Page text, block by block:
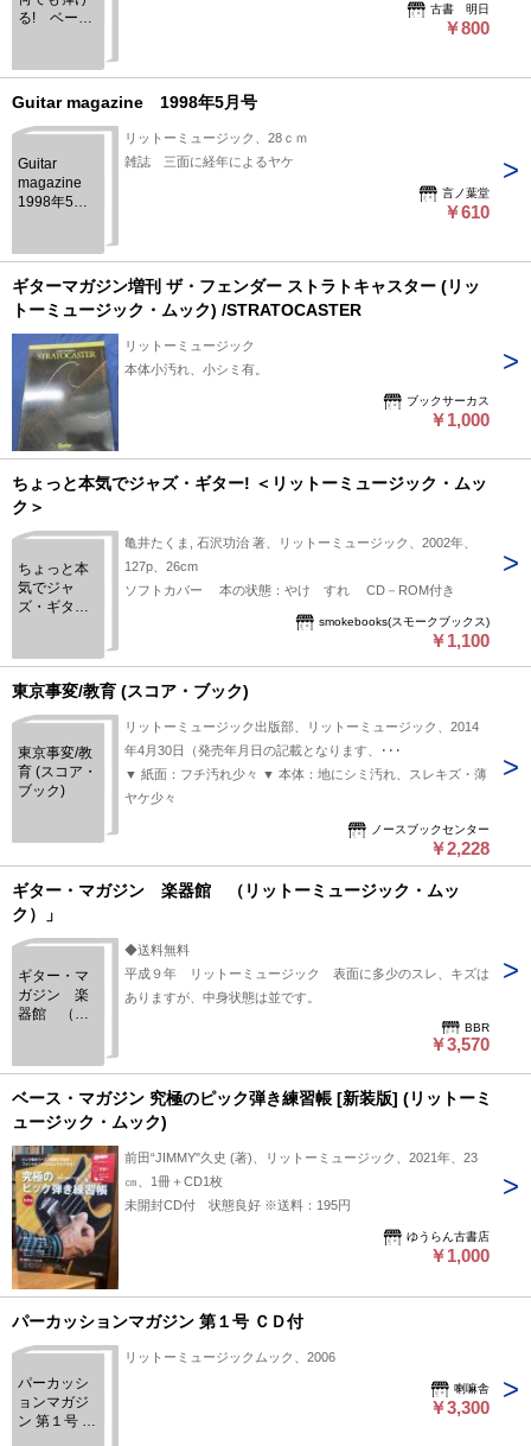
る! ベーシ
用術(CD
付） ＜リッ
トーミュー
ジック・ム
ス・マガジ
ン＞
古書 明日
￥800
Guitar magazine 1998年5月号
Guitar
magazine
1998年5月
リットーミュージック、28ｃｍ
雑誌 三面に経年によるヤケ
言ノ葉堂
￥610
ギターマガジン増刊 ザ・フェンダー ストラトキャスター (リッ
トーミュージック・ムック) /STRATOCASTER
リットーミュージック
本体小汚れ、小シミ有。
ブックサーカス
￥1,000
ちょっと本気でジャズ・ギター! ＜リットーミュージック・ムッ
ク＞
ちょっと本
気でジャ
ズ・ギター!
ク・ムック
＞
亀井たくま, 石沢功治 著、リットーミュージック、2002年、
127p、26cm
ソフトカバー 本の状態：やけ すれ CD－ROM付き
smokebooks(スモークブックス)
￥1,100
東京事変/教育 (スコア・ブック)
東京事変/教
育 (スコア・
ブック)
リットーミュージック出版部、リットーミュージック、2014
年4月30日（発売年月日の記載となります、･･･
▼ 紙面：フチ汚れ少々 ▼ 本体：地にシミ汚れ、スレキズ・薄
ヤケ少々
ノースブックセンター
￥2,228
ギター・マガジン 楽器館 （リットーミュージック・ムッ
ク）」
ギター・マ
ガジン 楽
器館 （リ
ムック）」
◆送料無料
平成９年 リットーミュージック 表面に多少のスレ、キズは
ありますが、中身状態は並です。
BBR
￥3,570
ベース・マガジン 究極のピック弾き練習帳 [新装版] (リットーミ
ュージック・ムック)
前田“JIMMY"久史 (著)、リットーミュージック、2021年、23
㎝、1冊＋CD1枚
未開封CD付 状態良好 ※送料：195円
ゆうらん古書店
￥1,000
パーカッションマガジン 第１号 ＣＤ付
パーカッシ
ョンマガジ
ン 第１号 Ｃ
リットーミュージックムック、2006
喇嘛舎
￥3,300